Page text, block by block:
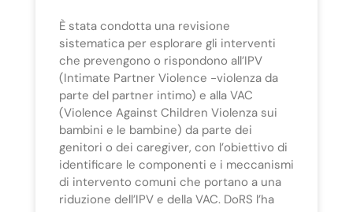
È stata condotta una revisione
sistematica per esplorare gli interventi
che prevengono o rispondono all’IPV
(Intimate Partner Violence -violenza da
parte del partner intimo) e alla VAC
(Violence Against Children Violenza sui
bambini e le bambine) da parte dei
genitori o dei caregiver, con l’obiettivo di
identificare le componenti e i meccanismi
di intervento comuni che portano a una
riduzione dell’IPV e della VAC. DoRS l’ha